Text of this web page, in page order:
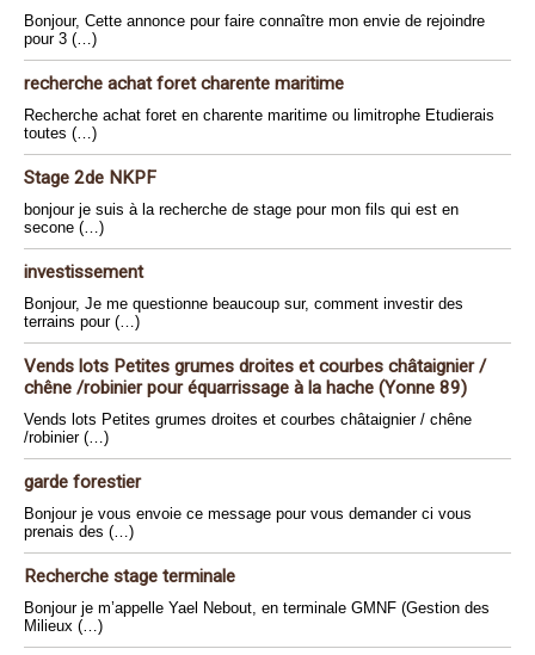
Bonjour, Cette annonce pour faire connaître mon envie de rejoindre
pour 3 (…)
recherche achat foret charente maritime
Recherche achat foret en charente maritime ou limitrophe Etudierais
toutes (…)
Stage 2de NKPF
bonjour je suis à la recherche de stage pour mon fils qui est en
secone (…)
investissement
Bonjour, Je me questionne beaucoup sur, comment investir des
terrains pour (…)
Vends lots Petites grumes droites et courbes châtaignier /
chêne /robinier pour équarrissage à la hache (Yonne 89)
Vends lots Petites grumes droites et courbes châtaignier / chêne
/robinier (…)
garde forestier
Bonjour je vous envoie ce message pour vous demander ci vous
prenais des (…)
Recherche stage terminale
Bonjour je m’appelle Yael Nebout, en terminale GMNF (Gestion des
Milieux (…)